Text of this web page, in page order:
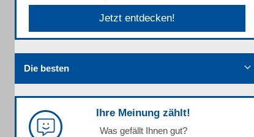
Jetzt entdecken!
Die besten
Ihre Meinung zählt!
Was gefällt Ihnen gut?